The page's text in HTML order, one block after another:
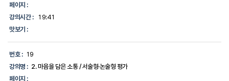
페이지 :
강의시간 :
19:41
맛보기 :
번호 : 19
강의명 : 2. 마음을 담은 소통 / 서술형·논술형 평가
페이지 :